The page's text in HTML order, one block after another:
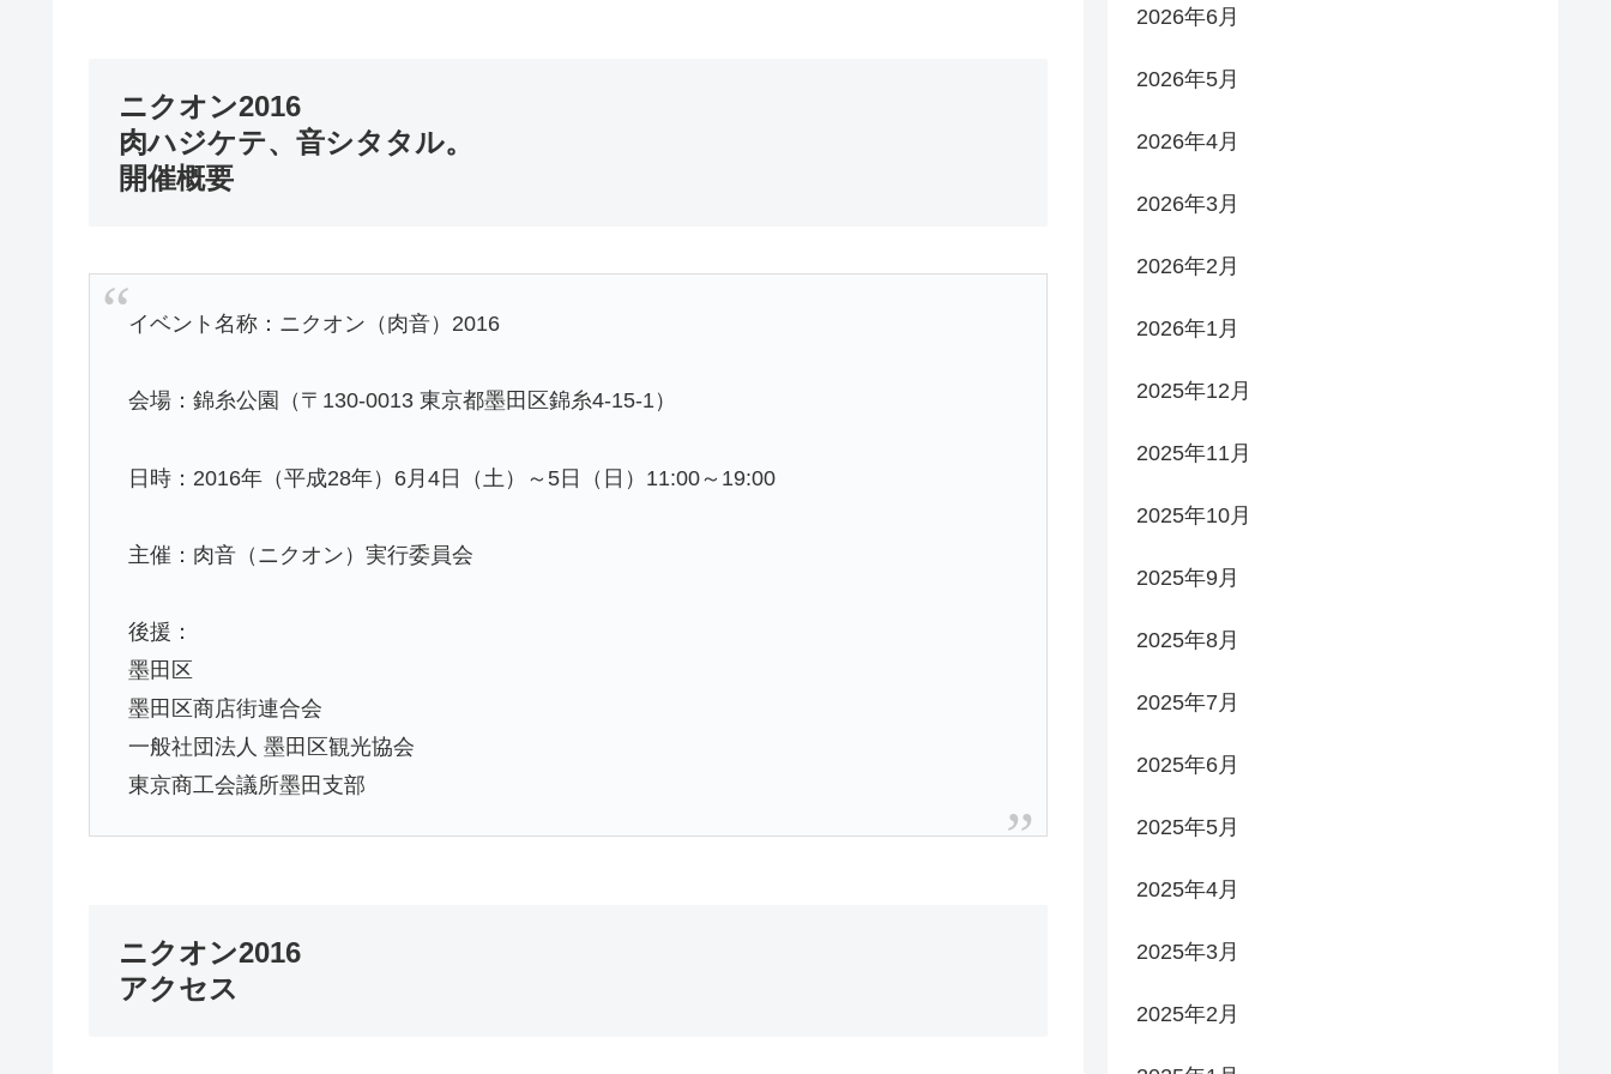
ニクオン2016
肉ハジケテ、音シタタル。
開催概要
イベント名称：ニクオン（肉音）2016
会場：錦糸公園（〒130-0013 東京都墨田区錦糸4-15-1）
日時：2016年（平成28年）6月4日（土）～5日（日）11:00～19:00
主催：肉音（ニクオン）実行委員会
後援：
墨田区
墨田区商店街連合会
一般社団法人 墨田区観光協会
東京商工会議所墨田支部
ニクオン2016
アクセス
2026年6月
2026年5月
2026年4月
2026年3月
2026年2月
2026年1月
2025年12月
2025年11月
2025年10月
2025年9月
2025年8月
2025年7月
2025年6月
2025年5月
2025年4月
2025年3月
2025年2月